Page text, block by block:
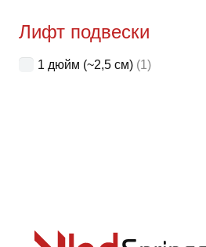
Лифт подвески
1 дюйм (~2,5 см) (1)